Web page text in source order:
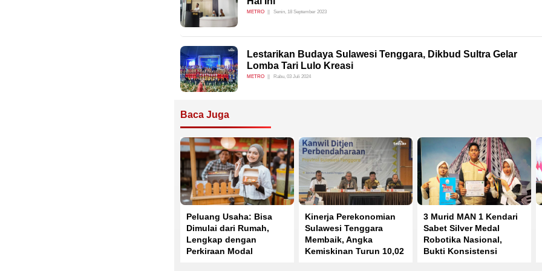
METRO Senin, 18 September 2023
Lestarikan Budaya Sulawesi Tenggara, Dikbud Sultra Gelar
Lomba Tari Lulo Kreasi
METRO Rabu, 03 Juli 2024
Baca Juga
Peluang Usaha: Bisa
Dimulai dari Rumah,
Lengkap dengan
Perkiraan Modal
Kinerja Perekonomian
Sulawesi Tenggara
Membaik, Angka
Kemiskinan Turun 10,02
3 Murid MAN 1 Kendari
Sabet Silver Medal
Robotika Nasional,
Bukti Konsistensi